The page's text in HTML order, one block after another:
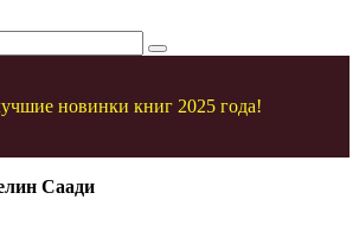
новинки книг 2025 года!
Саади